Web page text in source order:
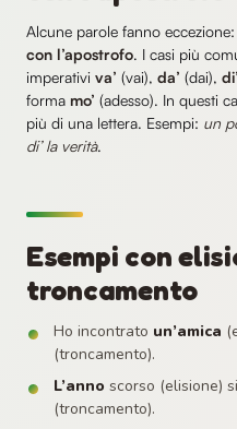
Alcune parole fanno
con l’apostrofo. I casi più
imperativi va’ (vai), da’ (dai), di’
forma mo’ (adesso). In questi
più di una lettera. Esempi: un
di’ la verità.
Esempi con
troncamento
Ho incontrato un’amica
(troncamento).
L’anno scorso (elisione)
(troncamento).